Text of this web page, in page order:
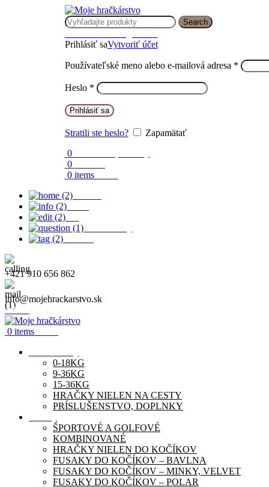
Search
Prihlásiť saVytvoriť účet
Používateľské meno alebo e-mailová adresa *
Heslo *
Prihlásiť sa
Stratili ste heslo?
Zapamätať
0
0
0 items
+421 910 656 862
info@mojehrackarstvo.sk
Menu
0 items
0-18KG
9-36KG
15-36KG
HRAČKY NIELEN NA CESTY
PRÍSLUŠENSTVO, DOPLNKY
ŠPORTOVÉ A GOLFOVÉ
KOMBINOVANÉ
HRAČKY NIELEN DO KOČÍKOV
FUSAKY DO KOČÍKOV – BAVLNA
FUSAKY DO KOČÍKOV – MINKY, VELVET
FUSAKY DO KOČÍKOV – POLAR